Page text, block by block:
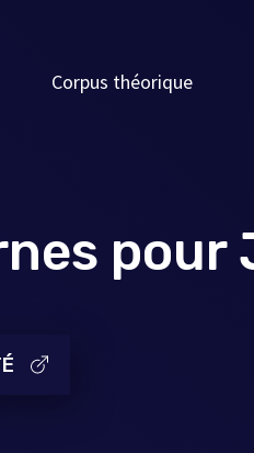
Corpus théorique
pour